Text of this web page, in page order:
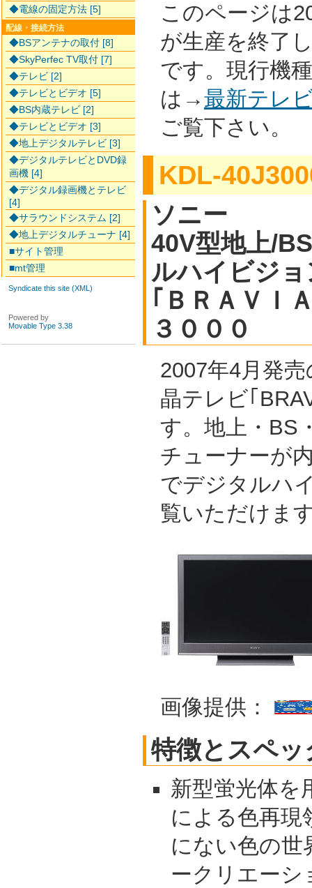
このページは
が生産を終了
です。現行機
は→最新テレ
ご覧下さい。
KDL-
ソニー
40V型地上/
ルハイビジ
｢ＢＲＡＶＩ
３０００
2007年4月発
晶テレビ｢
す。地上・BS
チューナーが
でデジタルハ
覧いただけま
画像提供：
特徴とスペッ
新型蛍光体を
による色再現
にない色の世
ークリエーシ
◆電線の固定方法 [5]
配線・接続方法
◆BSアンテナの取付 [8]
◆SkyPerfec TV取付 [7]
◆テレビ [2]
◆テレビとビデオ [5]
◆BS内蔵テレビ [2]
◆テレビとビデオ [3]
◆地上デジタルテレビ [3]
◆デジタルテレビとDVD録
画機 [4]
◆デジタル録画機とテレビ
[4]
◆サラウンドシステム [2]
◆地上デジタルチューナ [4]
■サイト管理
■mt管理
Syndicate this site (XML)
Powered by
Movable Type 3.38